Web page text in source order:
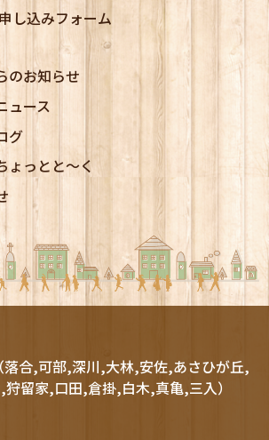
し込みフォーム
のお知らせ
ュース
グ
ょっとと～く
落合,可部,深川,大林,安佐,あさひが丘,
留家,口田,倉掛,白木,真亀,三入）